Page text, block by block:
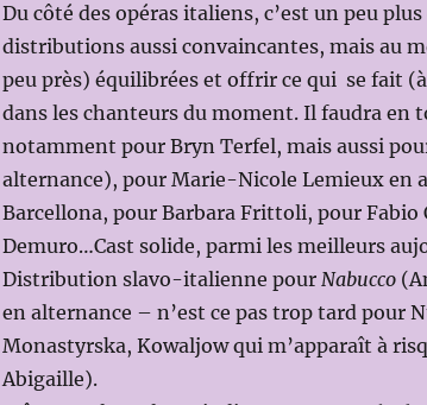
Du côté des opéras italiens, c’est un peu
distributions aussi convaincantes, mais au
peu près) équilibrées et offrir ce qui se fait
dans les chanteurs du moment. Il faudra en
notamment pour Bryn Terfel, mais aussi
alternance), pour Marie-Nicole Lemieux en
Barcellona, pour Barbara Frittoli, pour Fabio
Demuro…Cast solide, parmi les meilleurs
Distribution slavo-italienne pour Nabucco
en alternance – n’est ce pas trop tard pour
Monastyrska, Kowaljow qui m’apparaît à
Abigaille).